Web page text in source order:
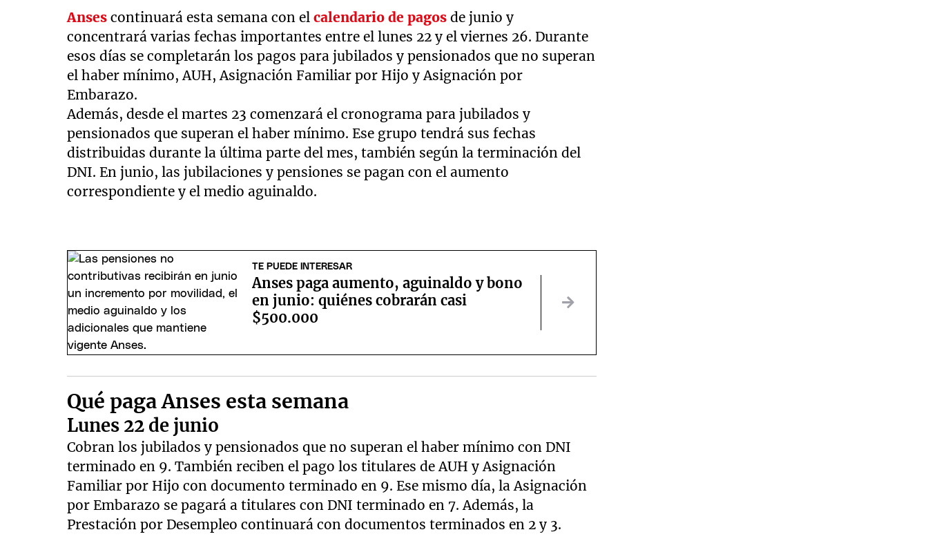
Anses continuará esta semana con elcalendario de pagos de junio y
concentrará varias fechas importantes entre el lunes 22 y el viernes 26. Durante
esos días se completarán los pagos para jubilados y pensionados que no superan
el haber mínimo, AUH, Asignación Familiar por Hijo y Asignación por
Embarazo.
Además, desde el martes 23 comenzará el cronograma para jubilados y
pensionados que superan el haber mínimo. Ese grupo tendrá sus fechas
distribuidas durante la última parte del mes, también según la terminación del
DNI. En junio, las jubilaciones y pensiones se pagan con el aumento
correspondiente y el medio aguinaldo.
TE PUEDE INTERESAR
Anses paga aumento, aguinaldo y bono
en junio: quiénes cobrarán casi
$500.000
Qué paga Anses esta semana
Lunes 22 de junio
Cobran los jubilados y pensionados que no superan el haber mínimo con DNI
terminado en 9. También reciben el pago los titulares de AUH y Asignación
Familiar por Hijo con documento terminado en 9. Ese mismo día, la Asignación
por Embarazo se pagará a titulares con DNI terminado en 7. Además, la
Prestación por Desempleo continuará con documentos terminados en 2 y 3.